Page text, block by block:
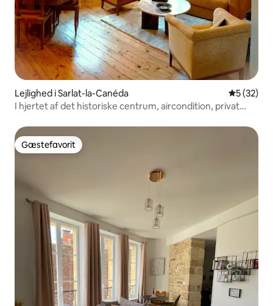
Lejlighed i Sarlat-la-Canéda 5 ud af 5 i
5 (32)
I hjertet af det historiske centrum, aircondition, privat
Gæstefavorit
Gæstefavorit